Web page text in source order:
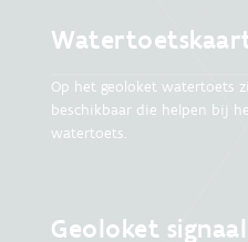
Op het geoloket watertoets
beschikbaar die helpen bij
watertoets.
Geoloket